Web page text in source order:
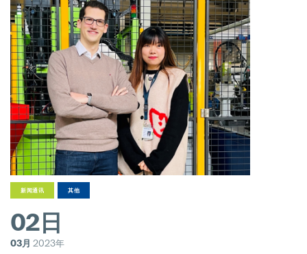
新闻通讯 其他
02日
03月 2023年